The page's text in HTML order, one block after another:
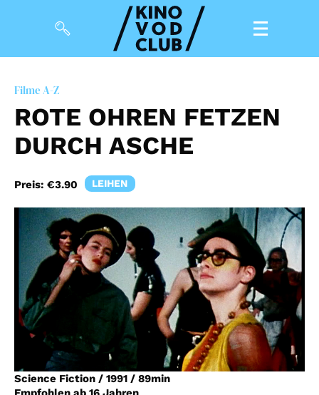
Magazin
Kuratierungen
Events
So geht’s
Filmpakete
Gutscheine
& Filmpässe
Account
Suche
Filme A-Z
ROTE OHREN FETZEN
DURCH ASCHE
Preis: €3.90 LEIHEN
Science Fiction / 1991 / 89min